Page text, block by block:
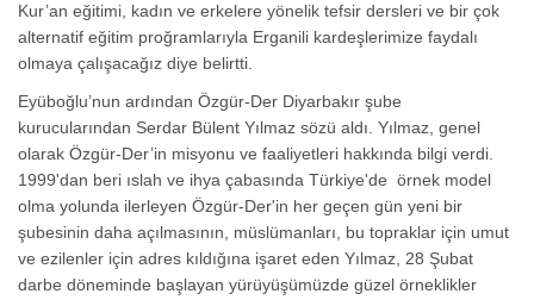
Kur’an eğitimi, kadın ve erkelere yönelik tefsir dersleri ve bir çok
alternatif eğitim proğramlarıyla Erganili kardeşlerimize faydalı
olmaya çalışacağız diye belirtti.
Eyüboğlu’nun ardından Özgür-Der Diyarbakır şube
kurucularından Serdar Bülent Yılmaz sözü aldı. Yılmaz, genel
olarak Özgür-Der’in misyonu ve faaliyetleri hakkında bilgi verdi.
1999'dan beri ıslah ve ihya çabasında Türkiye'de örnek model
olma yolunda ilerleyen Özgür-Der'in her geçen gün yeni bir
şubesinin daha açılmasının, müslümanları, bu topraklar için umut
ve ezilenler için adres kıldığına işaret eden Yılmaz, 28 Şubat
darbe döneminde başlayan yürüyüşümüzde güzel örneklikler